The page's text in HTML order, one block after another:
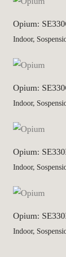
Opium:
Indoor,
Opium:
Indoor,
Opium:
Indoor,
Opium:
Indoor,